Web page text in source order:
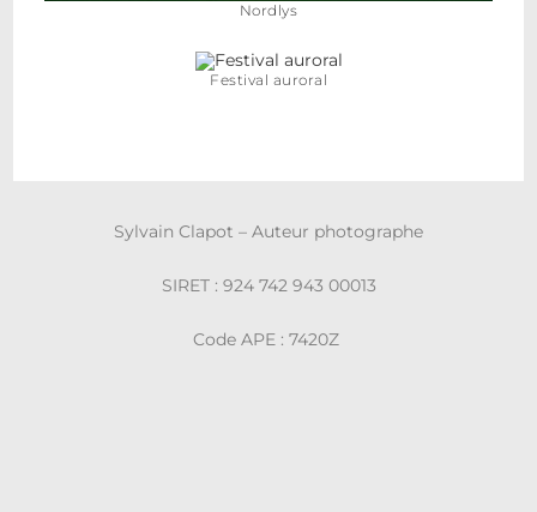
Nordlys
Festival auroral
Sylvain Clapot – Auteur photographe
SIRET : 924 742 943 00013
Code APE : 7420Z